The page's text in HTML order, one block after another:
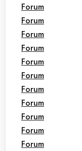
Forum
Forum
Forum
Forum
Forum
Forum
Forum
Forum
Forum
Forum
Forum